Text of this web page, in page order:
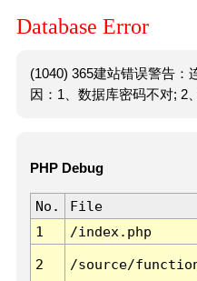
Database Error
(1040) 365建站错误警告：
因：1、数据库密码不对; 2
PHP Debug
No. File
1
/index.php
2 /source/